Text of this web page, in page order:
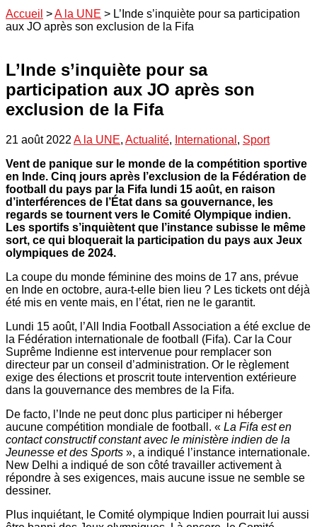
Accueil >A la UNE > L’Inde s’inquiète pour sa participation
aux JO après son exclusion de la Fifa
L’Inde s’inquiète pour sa
participation aux JO après son
exclusion de la Fifa
21 août 2022 A la UNE, Actualité, International , Sport
Vent de panique sur le monde de la compétition sportive
en Inde. Cinq jours après l’exclusion de la Fédération de
football du pays par la Fifa lundi 15 août, en raison
d’interférences de l’État dans sa gouvernance, les
regards se tournent vers le Comité Olympique indien.
Les sportifs s’inquiètent que l’instance subisse le même
sort, ce qui bloquerait la participation du pays aux Jeux
olympiques de 2024.
La coupe du monde féminine des moins de 17 ans, prévue
en Inde en octobre, aura-t-elle bien lieu ? Les tickets ont déjà
été mis en vente mais, en l’état, rien ne le garantit.
Lundi 15 août, l’All India Football Association a été exclue de
la Fédération internationale de football (Fifa). Car la Cour
Suprême Indienne est intervenue pour remplacer son
directeur par un conseil d’administration. Or le règlement
exige des élections et proscrit toute intervention extérieure
dans la gouvernance des membres de la Fifa.
De facto, l’Inde ne peut donc plus participer ni héberger
aucune compétition mondiale de football. « La Fifa est en
contact constructif constant avec le ministère indien de la
Jeunesse et des Sports », a indiqué l’instance internationale.
New Delhi a indiqué de son côté travailler activement à
répondre à ses exigences, mais aucune issue ne semble se
dessiner.
Plus inquiétant, le Comité olympique Indien pourrait lui aussi